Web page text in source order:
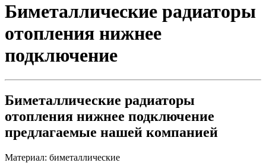
Биметаллические радиаторы
отопления нижнее
подключение
Биметаллические радиаторы
отопления нижнее подключение
предлагаемые нашей компанией
Материал: биметаллические